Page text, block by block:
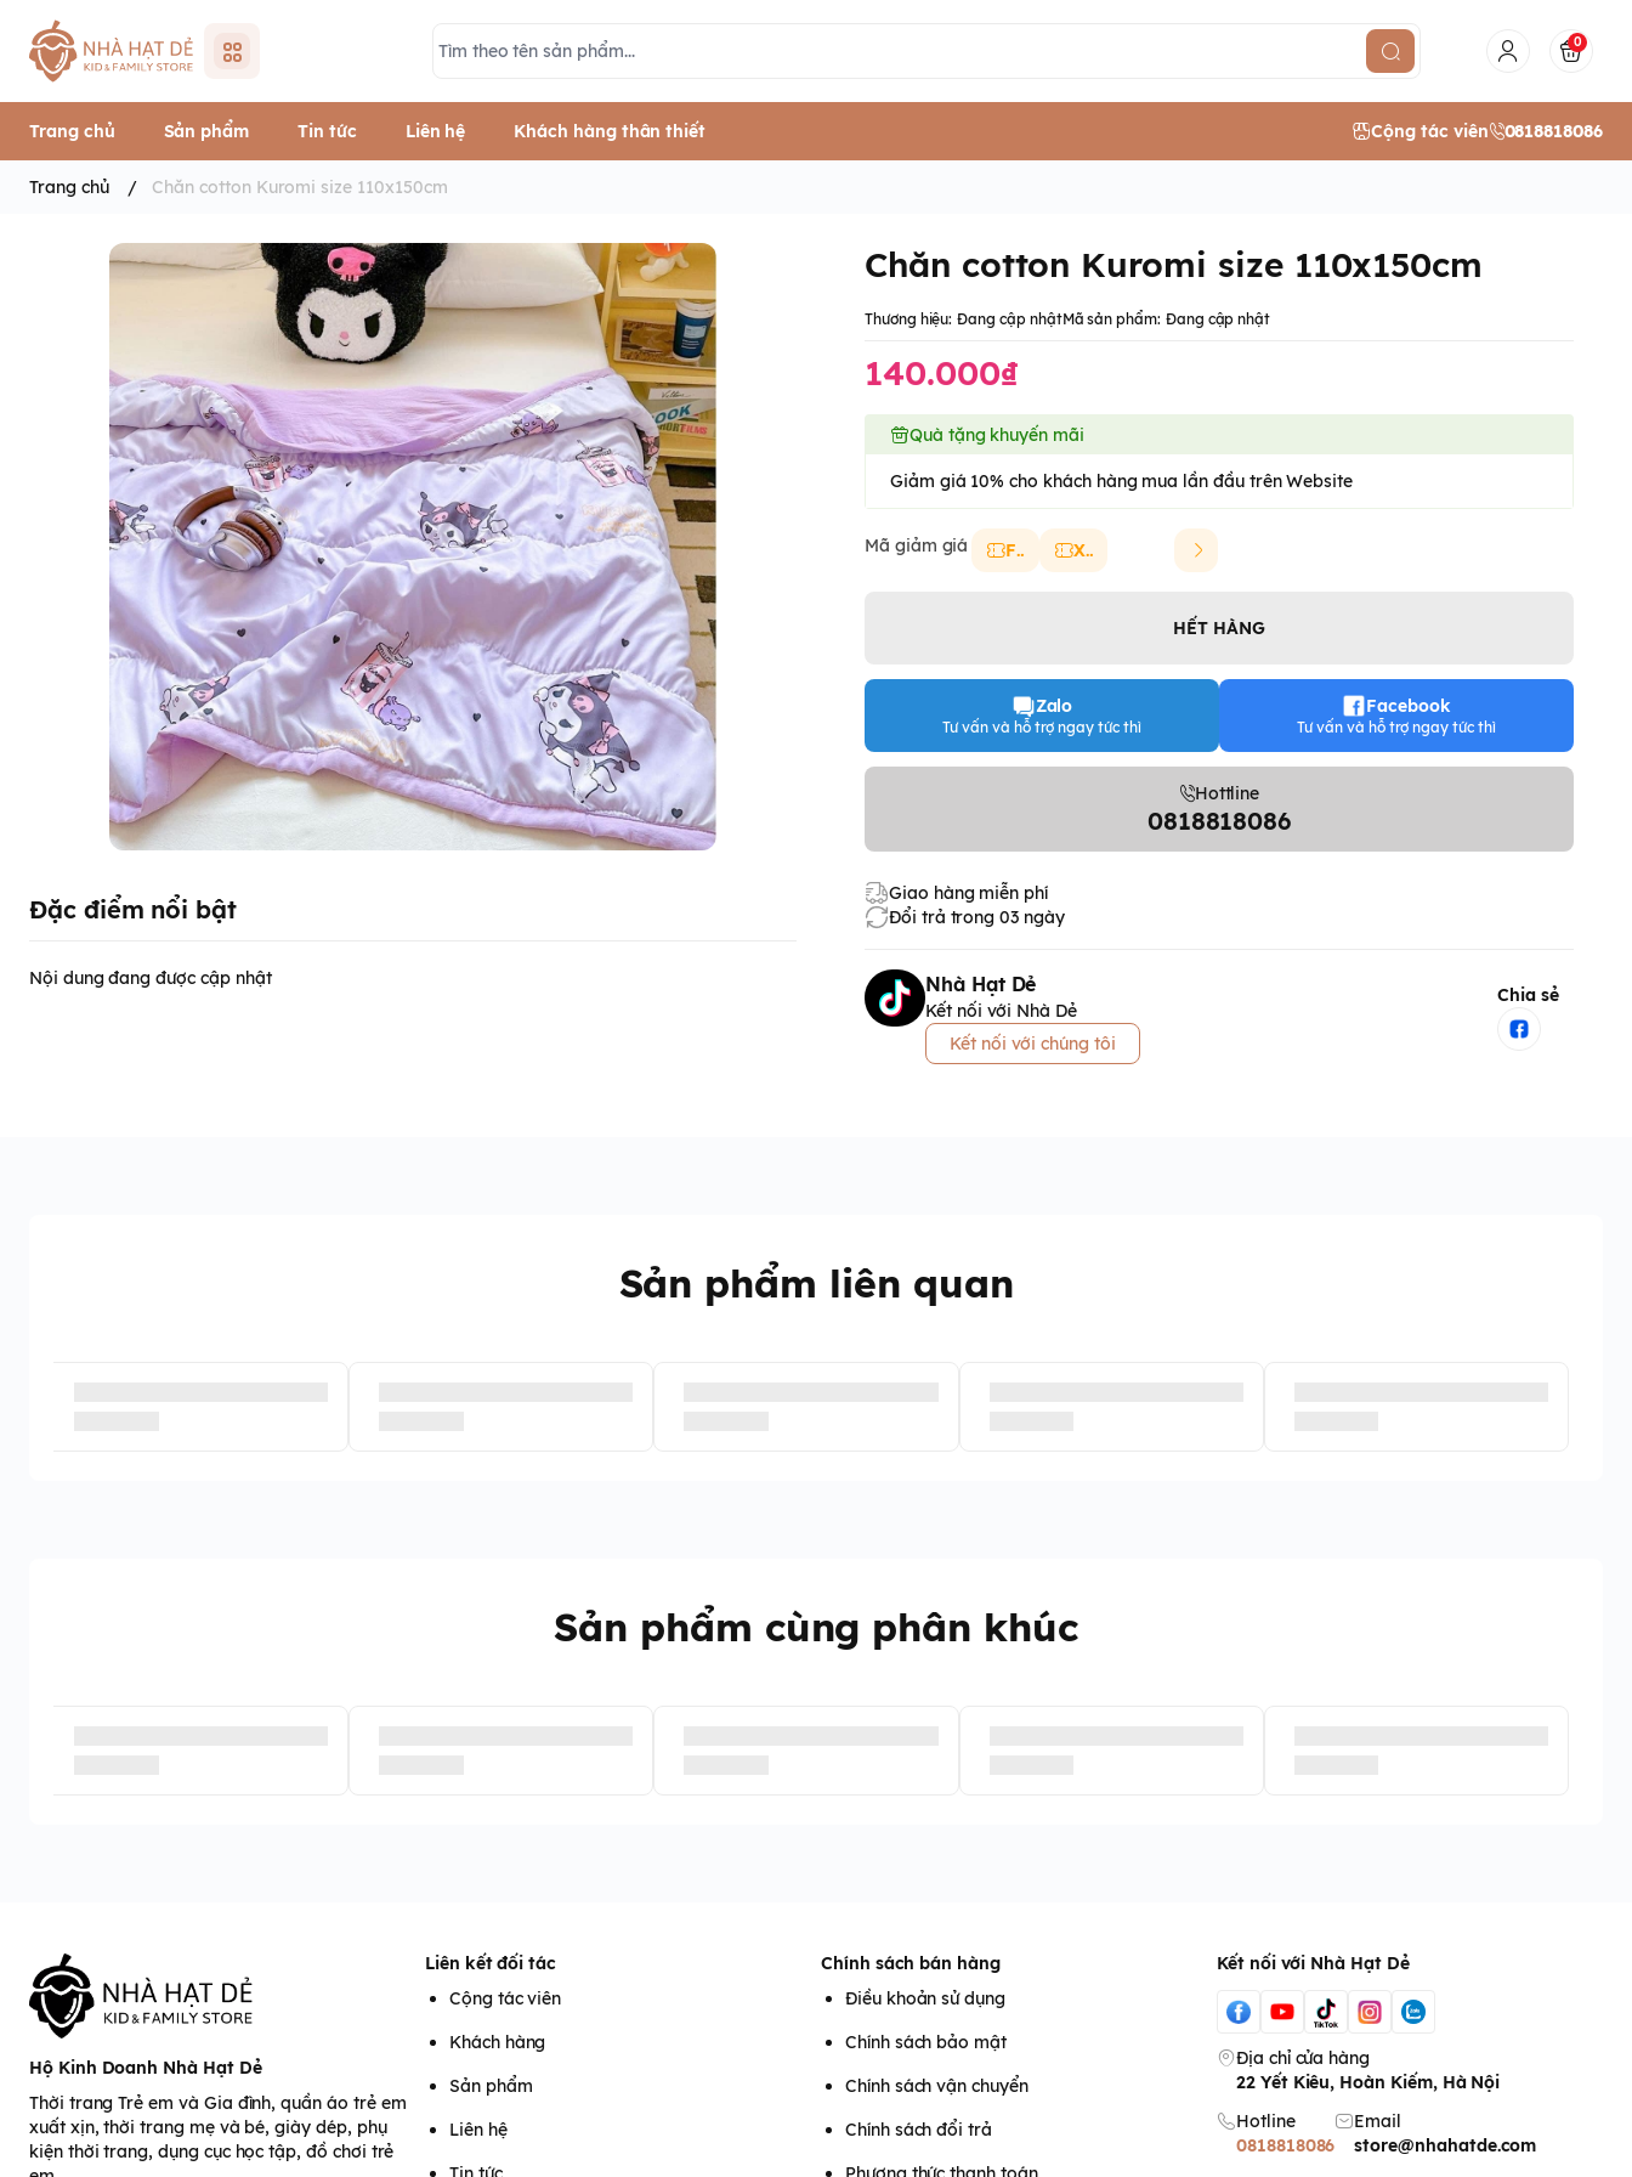
0
Trang chủ Sản phẩm Tin tức Liên hệ Khách hàng thân thiết Cộng tác viên 0818818086
Trang chủ / Chăn cotton Kuromi size 110x150cm
Chăn cotton Kuromi size 110x150cm
Thương hiệu: Đang cập nhậtMã sản phẩm: Đang cập nhật
140.000₫
Quà tặng khuyến mãi
Giảm giá 10% cho khách hàng mua lần đầu trên Website
Mã giảm giá FS XINCHAO
HẾT HÀNG
Zalo
Tư vấn và hỗ trợ ngay tức thì
Facebook
Tư vấn và hỗ trợ ngay tức thì
Hottline
0818818086
Giao hàng miễn phí
Đổi trả trong 03 ngày
Nhà Hạt Dẻ
Kết nối với Nhà Dẻ
Kết nối với chúng tôi
Chia sẻ
Đặc điểm nổi bật
Nội dung đang được cập nhật
Sản phẩm liên quan
Sản phẩm cùng phân khúc
Hộ Kinh Doanh Nhà Hạt Dẻ
Thời trang Trẻ em và Gia đình, quần áo trẻ em
xuất xịn, thời trang mẹ và bé, giày dép, phụ
kiện thời trang, dụng cục học tập, đồ chơi trẻ
Liên kết đối tác
Cộng tác viên
Khách hàng
Sản phẩm
Liên hệ
Chính sách bán hàng
Điều khoản sử dụng
Chính sách bảo mật
Chính sách vận chuyển
Chính sách đổi trả
Kết nối với Nhà Hạt Dẻ
Địa chỉ cửa hàng
22 Yết Kiêu, Hoàn Kiếm, Hà Nội
Hotline
0818818086
Email
store@nhahatde.com